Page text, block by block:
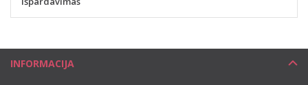
INFORMACIJA